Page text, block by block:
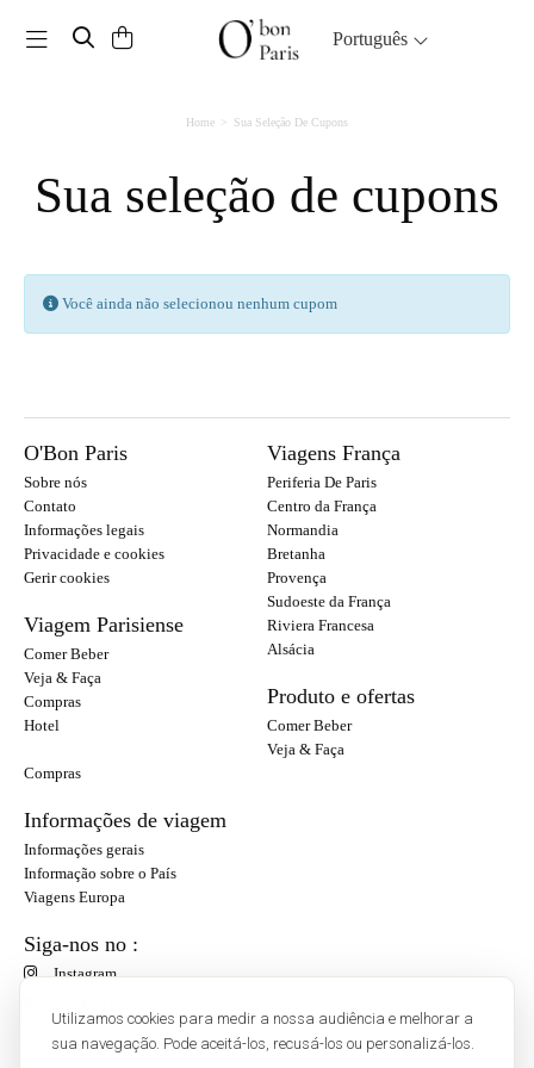
Utilizamos cookies para medir a nossa audiência e melhorar a
sua navegação. Pode aceitá-los, recusá-los ou personalizá-los.
Toggle navigation Português
Home Sua Seleção De Cupons
Sua seleção de cupons
Você ainda não selecionou nenhum cupom
O'Bon Paris
Sobre nós
Contato
Informações legais
Privacidade e cookies
Gerir cookies
Viagem Parisiense
Comer Beber
Veja & Faça
Compras
Hotel
Viagens França
Periferia De Paris
Centro da França
Normandia
Bretanha
Provença
Sudoeste da França
Riviera Francesa
Alsácia
Produto e ofertas
Comer Beber
Veja & Faça
Compras
Informações de viagem
Informações gerais
Informação sobre o País
Viagens Europa
Siga-nos no :
Instagram